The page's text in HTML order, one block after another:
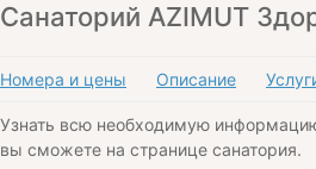
Санаторий AZIMUT
Номера и цены Описание
Узнать всю необходимую
вы сможете на странице санатория.